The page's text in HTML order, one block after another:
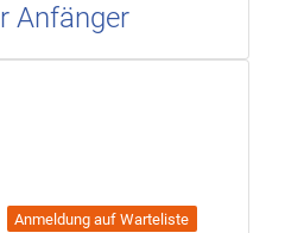
Anfänger
Anmeldung auf Warteliste